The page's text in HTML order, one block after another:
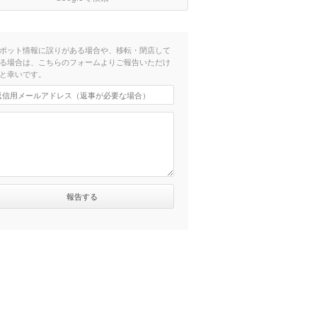
ット情報に誤りがある場合や、移転・閉店して
場合は、こちらのフォームよりご報告いただけ
幸いです。